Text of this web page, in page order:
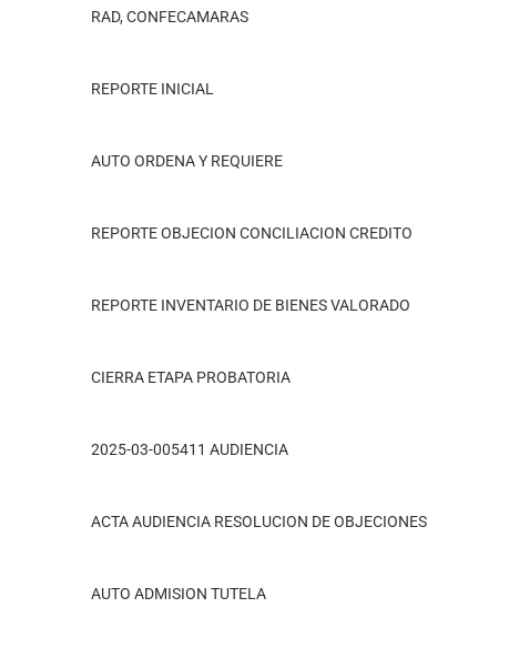
RAD, CONFECAMARAS
REPORTE INICIAL
AUTO ORDENA Y REQUIERE
REPORTE OBJECION CONCILIACION CREDITO
REPORTE INVENTARIO DE BIENES VALORADO
CIERRA ETAPA PROBATORIA
2025-03-005411 AUDIENCIA
ACTA AUDIENCIA RESOLUCION DE OBJECIONES
AUTO ADMISION TUTELA